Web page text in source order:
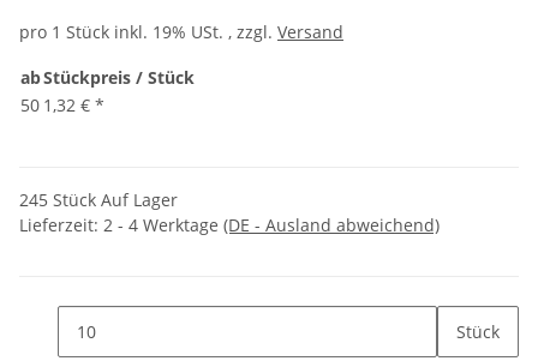
pro 1 Stück inkl. 19% USt. , zzgl. Versand
abStückpreis / Stück
50 1,32 € *
245 Stück Auf Lager
Lieferzeit: 2 - 4 Werktage (DE - Ausland abweichend)
Stück